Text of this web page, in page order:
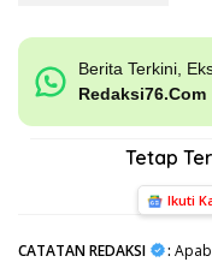
Berita Terkini,
Redaksi76.Com
Tetap
Ikuti
CATATAN REDAKSI :